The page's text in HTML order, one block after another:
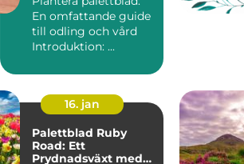
En omfattande guide
till odling och vård
Introduktion: ...
16. jan
Palettblad Ruby
Road: Ett
Prydnadsväxt med